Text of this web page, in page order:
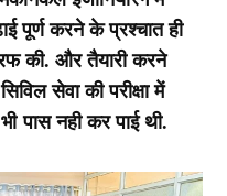
पूर्ण करने के प्रश्चात ही
की. और तैयारी करने
सेवा की परीक्षा में
भी पास नही कर पाई थी.